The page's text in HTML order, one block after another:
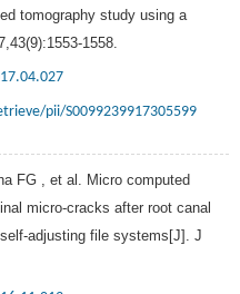
tomography study using a
43(9):1553-1558.
pii/S0099239917305599
FG , et al. Micro computed
micro-cracks after root canal
adjusting file systems[J]. J